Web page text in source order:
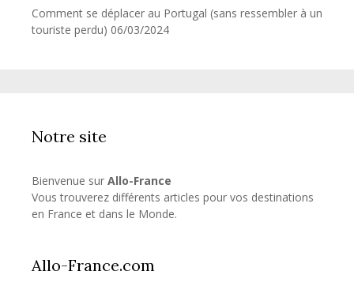
Comment se déplacer au Portugal (sans ressembler à un
touriste perdu) 06/03/2024
Notre site
Bienvenue sur Allo-France
Vous trouverez différents articles pour vos destinations
en France et dans le Monde.
Allo-France.com